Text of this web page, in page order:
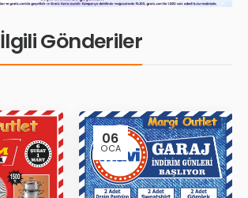
İlgili Gönderiler
06
OCA